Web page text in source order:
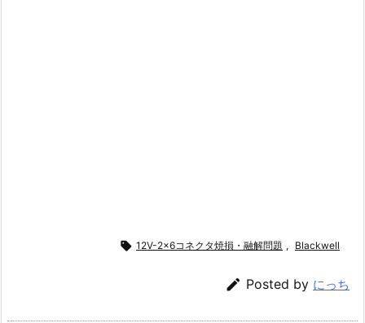
 12V-2x6コネクタ焼損・融解問題 , Blackwell
 Posted by にっち